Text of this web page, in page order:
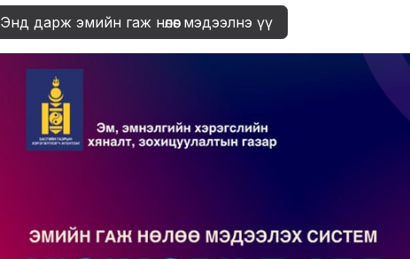
Энд дарж эмийн гаж нөлөөг мэдээлнэ үү